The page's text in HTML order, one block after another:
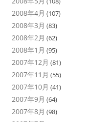
2008年4月 (107)
2008年3月 (83)
2008年2月 (62)
2008年1月 (95)
2007年12月 (81)
2007年11月 (55)
2007年10月 (41)
2007年9月 (64)
2007年8月 (98)